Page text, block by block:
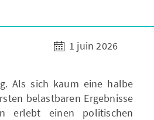
1 juin 2026
Als sich kaum eine halbe
belastbaren Ergebnisse
erlebt einen politischen